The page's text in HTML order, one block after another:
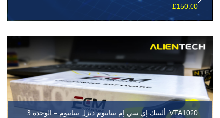
£150.00
VTA1020: ألينتك إي سي إم تيتانيوم ديزل تيتانيوم – الوحدة 3